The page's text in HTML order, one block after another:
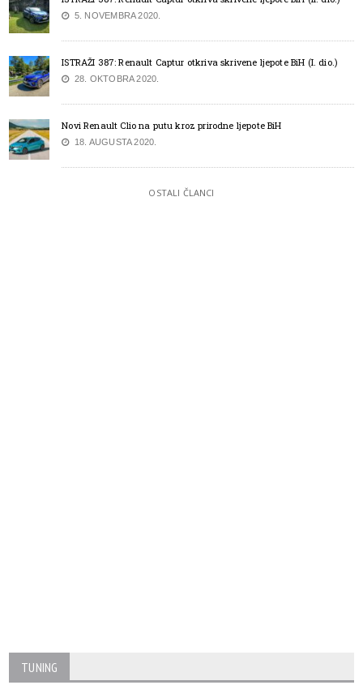
5. NOVEMBRA 2020.
ISTRAŽI 387: Renault Captur otkriva skrivene ljepote BiH (I. dio.)
28. OKTOBRA 2020.
Novi Renault Clio na putu kroz prirodne ljepote BiH
18. AUGUSTA 2020.
OSTALI ČLANCI
TUNING